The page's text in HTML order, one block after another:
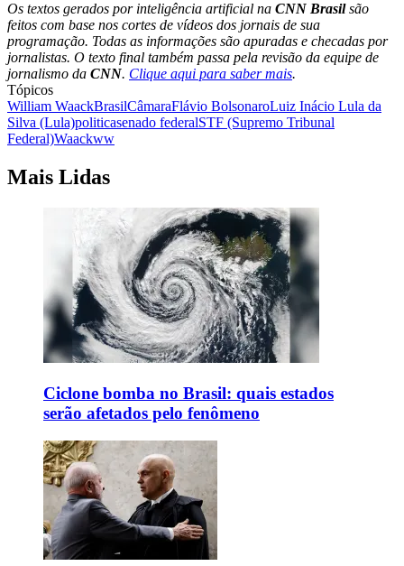
Os textos gerados por inteligência artificial na CNN Brasilsão
feitos com base nos cortes de vídeos dos jornais de sua
programação. Todas as informações são apuradas e checadas por
jornalistas. O texto final também passa pela revisão da equipe de
jornalismo da CNN. Clique aqui para saber mais.
Tópicos
William WaackBrasilCâmaraFlávio BolsonaroLuiz Inácio Lula da
Silva (Lula)politicasenado federalSTF (Supremo Tribunal
Federal)Waackww
Mais Lidas
Ciclone bomba no Brasil: quais estados
serão afetados pelo fenômeno